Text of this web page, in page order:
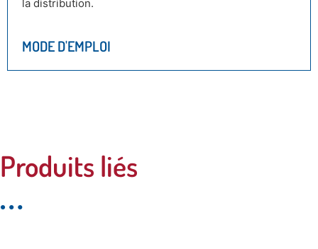
la distribution.
MODE D'EMPLOI
Produits liés